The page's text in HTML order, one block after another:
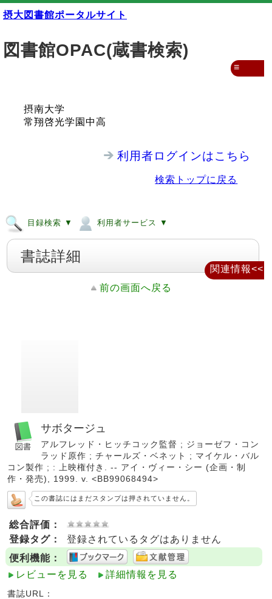
摂大図書館ポータルサイト
図書館OPAC(蔵書検索)
摂南大学
常翔啓光学園中高
利用者ログインはこちら
検索トップに戻る
目録検索 ▼ 利用者サービス ▼
≡
書誌詳細
前の画面へ戻る
サボタージュ
アルフレッド・ヒッチコック監督 ; ジョーゼフ・コン
ラッド原作 ; チャールズ・ベネット ; マイケル・バル
コン製作 ; : 上映権付き. -- アイ・ヴィー・シー (企画・制
作・発売), 1999. v. <BB99068494>
この書誌にはまだスタンプは押されていません。
総合評価：
登録タグ：
登録されているタグはありません
便利機能：
レビューを見る
詳細情報を見る
書誌URL：
関連情報<<